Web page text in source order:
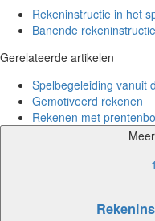
Rekeninstructie in het
Banende rekeninstructie
Gerelateerde artikelen
Spelbegeleiding vanuit
Gemotiveerd rekenen
Rekenen met